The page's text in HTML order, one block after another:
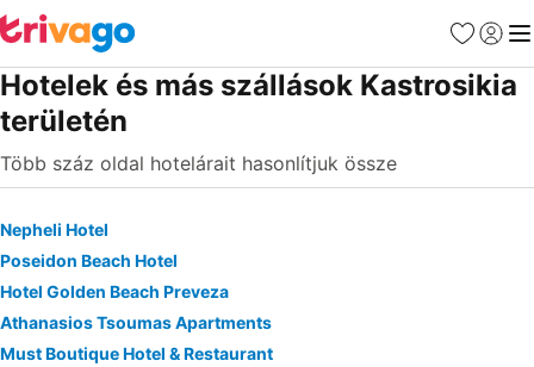
Kedvencek
Hotelek és más szállások Kastrosikia
területén
Több száz oldal hotelárait hasonlítjuk össze
Nepheli Hotel
Poseidon Beach Hotel
Hotel Golden Beach Preveza
Athanasios Tsoumas Apartments
Must Boutique Hotel & Restaurant